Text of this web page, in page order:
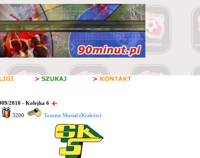
2010 - Kolejka 6
3200 Tomasz Musiał (Kraków)